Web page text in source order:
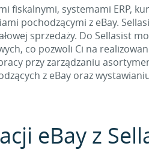
fiskalnymi, systemami ERP,
pochodzącymi z eBay.
sprzedaży. Do Sellasist
co pozwoli Ci na
przy zarządzaniu
z eBay oraz
eBay z